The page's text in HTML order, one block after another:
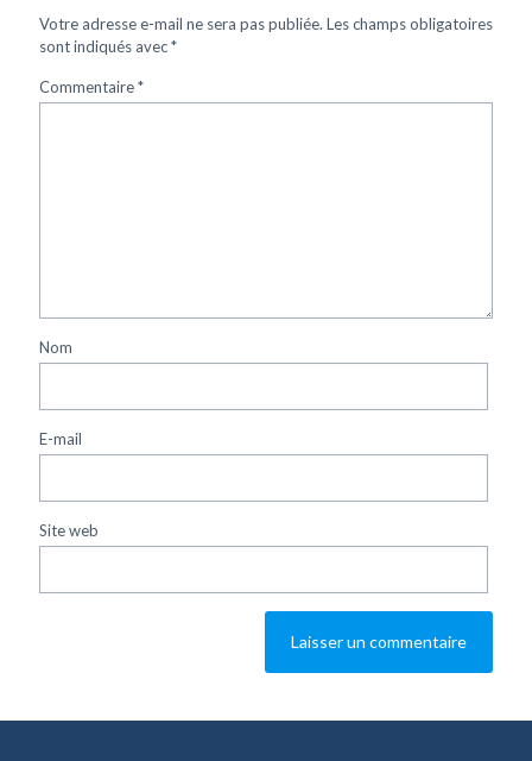
Votre adresse e-mail ne sera pas publiée. Les champs obligatoires
sont indiqués avec*
Commentaire*
Nom
E-mail
Site web